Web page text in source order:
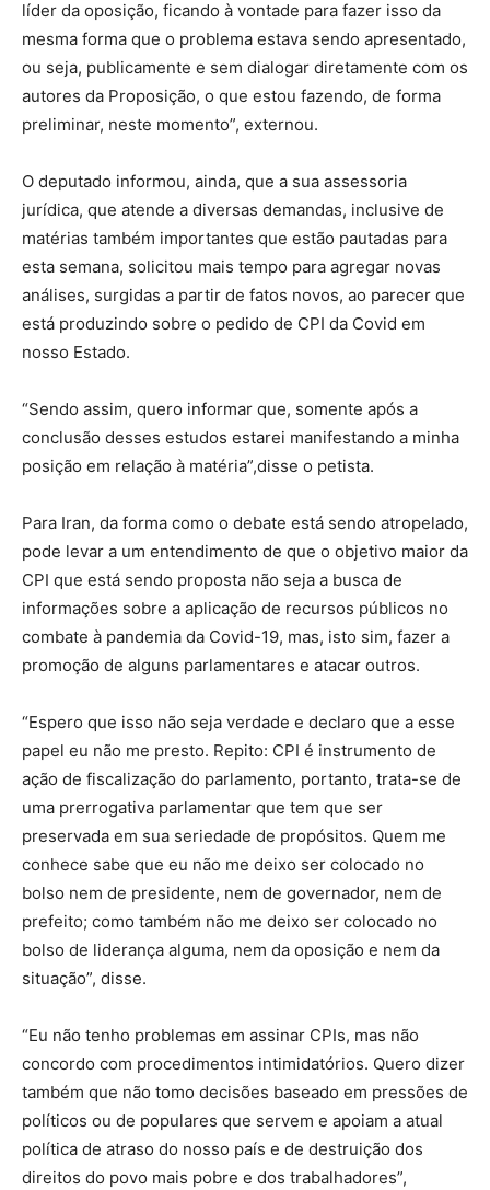
líder da oposição, ficando à vontade para fazer isso da
mesma forma que o problema estava sendo apresentado,
ou seja, publicamente e sem dialogar diretamente com os
autores da Proposição, o que estou fazendo, de forma
preliminar, neste momento”, externou.
O deputado informou, ainda, que a sua assessoria
jurídica, que atende a diversas demandas, inclusive de
matérias também importantes que estão pautadas para
esta semana, solicitou mais tempo para agregar novas
análises, surgidas a partir de fatos novos, ao parecer que
está produzindo sobre o pedido de CPI da Covid em
nosso Estado.
“Sendo assim, quero informar que, somente após a
conclusão desses estudos estarei manifestando a minha
posição em relação à matéria”,disse o petista.
Para Iran, da forma como o debate está sendo atropelado,
pode levar a um entendimento de que o objetivo maior da
CPI que está sendo proposta não seja a busca de
informações sobre a aplicação de recursos públicos no
combate à pandemia da Covid-19, mas, isto sim, fazer a
promoção de alguns parlamentares e atacar outros.
“Espero que isso não seja verdade e declaro que a esse
papel eu não me presto. Repito: CPI é instrumento de
ação de fiscalização do parlamento, portanto, trata-se de
uma prerrogativa parlamentar que tem que ser
preservada em sua seriedade de propósitos. Quem me
conhece sabe que eu não me deixo ser colocado no
bolso nem de presidente, nem de governador, nem de
prefeito; como também não me deixo ser colocado no
bolso de liderança alguma, nem da oposição e nem da
situação”, disse.
“Eu não tenho problemas em assinar CPIs, mas não
concordo com procedimentos intimidatórios. Quero dizer
também que não tomo decisões baseado em pressões de
políticos ou de populares que servem e apoiam a atual
política de atraso do nosso país e de destruição dos
direitos do povo mais pobre e dos trabalhadores”,